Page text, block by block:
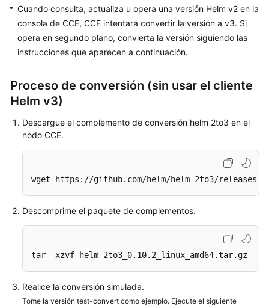
Nodos
Workloads
Planificación
Almacenamiento
de
contenedores
y
Logs
Cuando consulta, actualiza u opera una versión Helm v2 en la
consola de CCE, CCE intentará convertir la versión a v3. Si
opera en segundo plano, convierta la versión siguiendo las
instrucciones que aparecen a continuación.
Proceso de conversión (sin usar el cliente
Helm v3)
Descargue el complemento de conversión helm 2to3 en el
nodo CCE.
wget https://github.com/helm/helm-2to3/releases/
Descomprime el paquete de complementos.
tar -xzvf helm-2to3_0.10.2_linux_amd64.tar.gz
Realice la conversión simulada.
Tome la versión test-convert como ejemplo. Ejecute el siguiente